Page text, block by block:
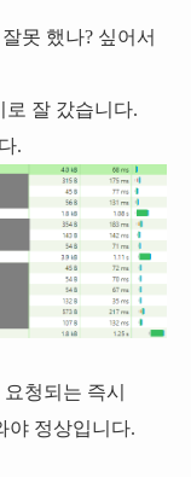
못 했나? 싶어서
로 잘 갔습니다.
.
요청되는 즉시
야 정상입니다.